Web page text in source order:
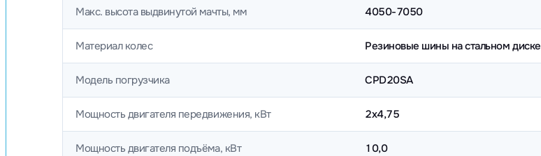
Макс. высота выдвинутой мачты, мм 4050-7050
Материал колес Резиновые шины на стальном диске
Модель погрузчика CPD20SA
Мощность двигателя передвижения, кВт 2х4,75
Мощность двигателя подъёма, кВт 10,0